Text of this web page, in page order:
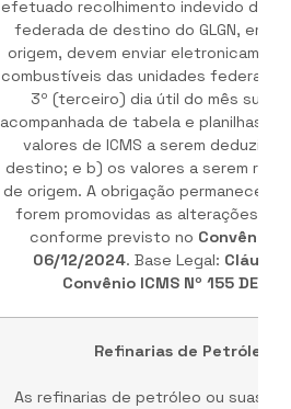
efetuado recolhimento indevido do
federada de destino do GLGN, em
origem, devem enviar
combustíveis das unidades
3º (terceiro) dia útil do mês
acompanhada de tabela e planilhas
valores de ICMS a serem
destino; e b) os valores a serem
de origem. A obrigação permanece
forem promovidas as alterações no
conforme previsto no Convênio
06/12/2024. Base Legal:
Convênio ICMS Nº 155 DE
Refinarias de Petróleo /
As refinarias de petróleo ou suas